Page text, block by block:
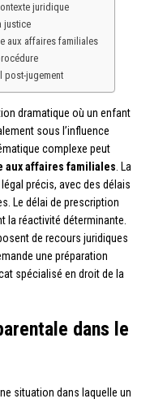
juridique
justice
aux affaires familiales
post-jugement
dramatique où un enfant
sous l’influence
complexe peut
aux affaires familiales. La
précis, avec des délais
Le délai de prescription
la réactivité déterminante.
de recours juridiques
une préparation
spécialisé en droit de la
dans le
situation dans laquelle un